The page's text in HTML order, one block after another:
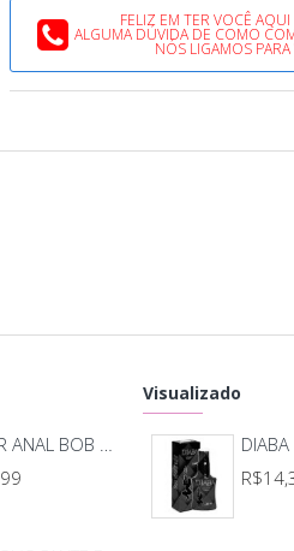
dedos suavemente e aguarde alguns
começar a sentir a sensação e
com um delicioso aroma.
Sensação:
FELIZ EM TER VOCÊ
ALGUMA DÚVIDA DE COMO
NÓS LIGAMOS PARA
MASSAGEADOR ANAL BOB DEEP BLUE - LELO
Visualizado
DIABA